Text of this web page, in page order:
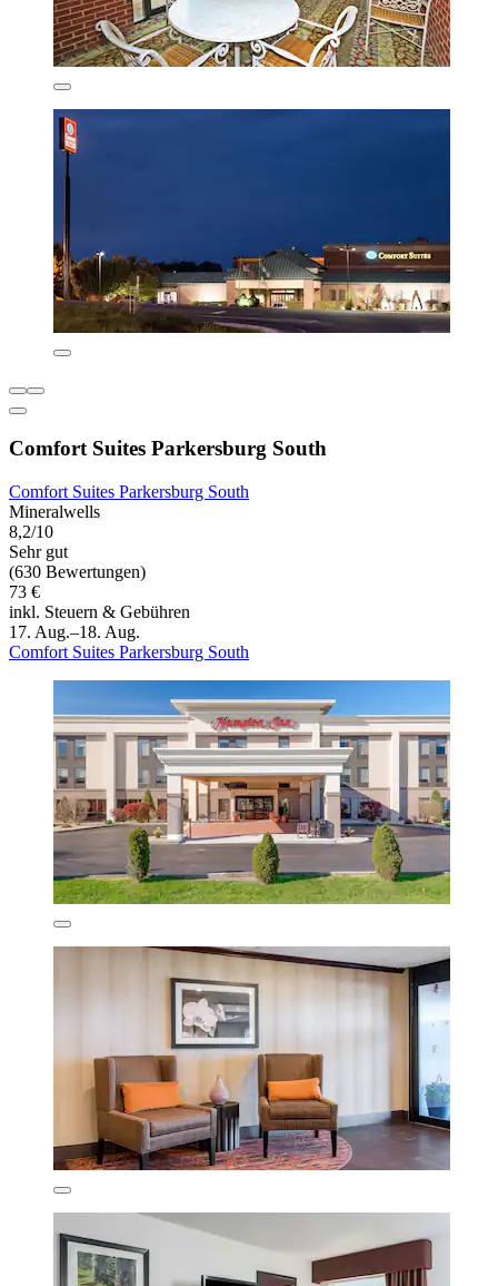
Comfort Suites Parkersburg South
Comfort Suites Parkersburg South
Mineralwells
8,2/10
Sehr gut
(630 Bewertungen)
73 €
inkl. Steuern & Gebühren
17. Aug.–18. Aug.
Comfort Suites Parkersburg South